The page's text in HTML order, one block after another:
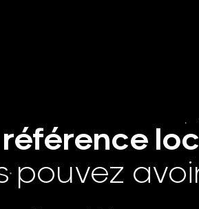
référence
pouvez